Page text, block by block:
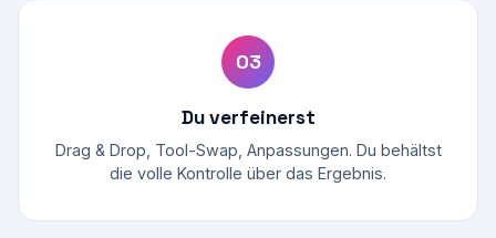
03
Du verfeinerst
Drag & Drop, Tool-Swap, Anpassungen. Du behältst
die volle Kontrolle über das Ergebnis.